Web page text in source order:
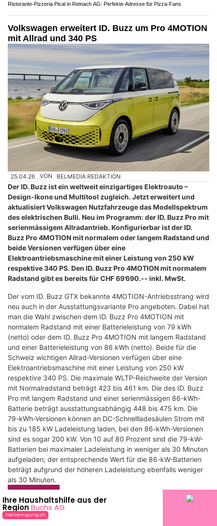
Ristorante-Pizzeria Pical in Reinach AG: Perfekte Adresse für Pizza-Fans
Volkswagen erweitert ID. Buzz um Pro 4MOTION
mit Allrad und 340 PS
25.04.26 VON BELMEDIA REDAKTION
Der ID. Buzz ist ein weltweit einzigartiges Elektroauto –
Design-Ikone und Multitool zugleich. Jetzt erweitert und
aktualisiert Volkswagen Nutzfahrzeuge das Modellspektrum
des elektrischen Bulli. Neu im Programm: der ID. Buzz Pro mit
serienmässigem Allradantrieb. Konfigurierbar ist der ID.
Buzz Pro 4MOTION mit normalem oder langem Radstand und
beide Versionen verfügen über eine
Elektroantriebsmaschine mit einer Leistung von 250 kW
respektive 340 PS. Den ID. Buzz Pro 4MOTION mit normalem
Radstand gibt es bereits für CHF 69’690.-- inkl. MwSt.
Der vom ID. Buzz GTX bekannte 4MOTION-Antriebsstrang wird
neu auch in der Ausstattungsvariante Pro angeboten. Dabei hat
man die Wahl zwischen dem ID. Buzz Pro 4MOTION mit
normalem Radstand mit einer Batterieleistung von 79 kWh
(netto) oder dem ID. Buzz Pro 4MOTION mit langem Radstand
und einer Batterieleistung von 86 kWh (netto). Beide für die
Schweiz wichtigen Allrad-Versionen verfügen über eine
Elektroantriebsmaschine mit einer Leistung von 250 kW
respektive 340 PS. Die maximale WLTP-Reichweite der Version
mit Normalradstand beträgt 423 bis 461 km. Die des ID. Buzz
Pro mit langem Radstand und einer serienmässigen 86-kWh-
Batterie beträgt ausstattungsabhängig 448 bis 475 km. Die
79-kWh-Versionen können an DC-Schnellladesäulen Strom mit
bis zu 185 kW Ladeleistung laden, bei den 86-kWh-Versionen
sind es sogar 200 kW. Von 10 auf 80 Prozent sind die 79-kW-
Batterien bei maximaler Ladeleistung in weniger als 30 Minuten
aufgeladen; der entsprechende Wert für die 86-kW-Batterien
beträgt aufgrund der höheren Ladeleistung ebenfalls weniger
als 30 Minuten.
Weiterlesen